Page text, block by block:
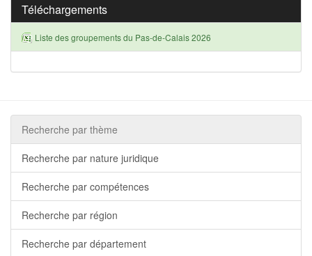
Téléchargements
Liste des groupements du Pas-de-Calais 2026
Recherche par thème
Recherche par nature juridique
Recherche par compétences
Recherche par région
Recherche par département